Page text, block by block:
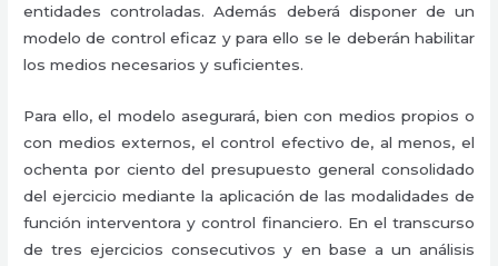
entidades controladas. Además deberá disponer de un
modelo de control eficaz y para ello se le deberán habilitar
los medios necesarios y suficientes.
Para ello, el modelo asegurará, bien con medios propios o
con medios externos, el control efectivo de, al menos, el
ochenta por ciento del presupuesto general consolidado
del ejercicio mediante la aplicación de las modalidades de
función interventora y control financiero. En el transcurso
de tres ejercicios consecutivos y en base a un análisis